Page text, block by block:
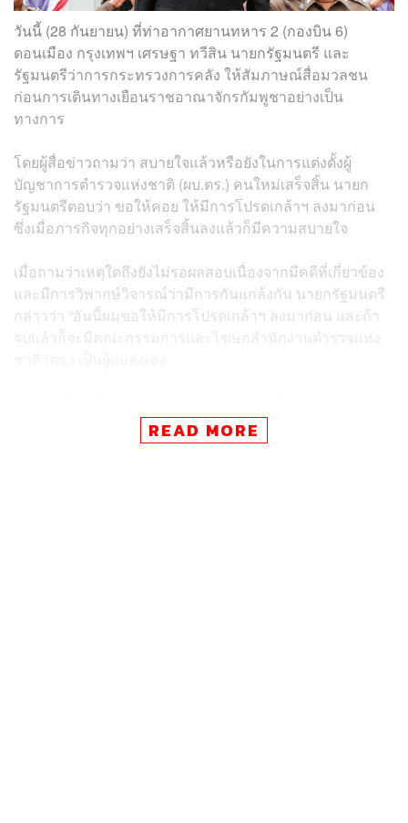
วันนี้ (28 กันยายน) ที่ท่าอากาศยานทหาร 2 (กองบิน 6)
ดอนเมือง กรุงเทพฯ เศรษฐา ทวีสิน นายกรัฐมนตรี และ
รัฐมนตรีว่าการกระทรวงการคลัง ให้สัมภาษณ์สื่อมวลชน
ก่อนการเดินทางเยือนราชอาณาจักรกัมพูชาอย่างเป็น
ทางการ
โดยผู้สื่อข่าวถามว่า สบายใจแล้วหรือยังในการแต่งตั้งผู้
บัญชาการตำรวจแห่งชาติ (ผบ.ตร.) คนใหม่เสร็จสิ้น นายก
รัฐมนตรีตอบว่า ขอให้คอย ให้มีการโปรดเกล้าฯ ลงมาก่อน
ซึ่งเมื่อภารกิจทุกอย่างเสร็จสิ้นลงแล้วก็มีความสบายใจ
เมื่อถามว่าเหตุใดถึงยังไม่รอผลสอบเนื่องจากมีคดีที่เกี่ยวข้อง
และมีการวิพากษ์วิจารณ์ว่ามีการกันแกล้งกัน นายกรัฐมนตรี
กล่าวว่า “อันนี้ผมขอให้มีการโปรดเกล้าฯ ลงมาก่อน และถ้า
จบแล้วก็จะมีคณะกรรมการและโฆษกสำนักงานตำรวจแห่ง
หรือไม่ นายกรัฐมนตรีกล่าวว่า เรียบร้อย ส่วน 1 เสียงของ
พล.ต.อ. เอก อังสนานนท์ ผู้ทรงคุณวุฒิที่เห็นค้าน เรื่องนี้
READ MORE